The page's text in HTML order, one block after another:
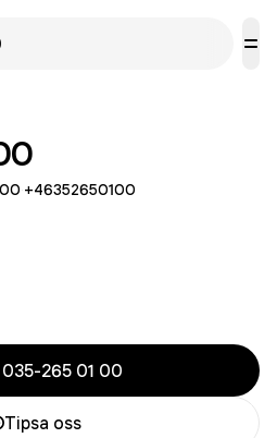
+46352650100
035-265 01 00
Tipsa oss